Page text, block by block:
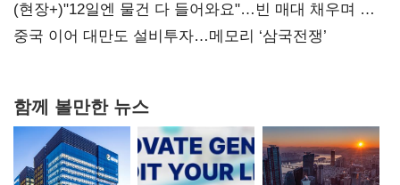
20억 키맞추기
(현장+)"12일엔 물건 다 들어와요"…빈 매대 채우며 문
연 홈플러스
중국 이어 대만도 설비투자…메모리 ‘삼국전쟁’
함께 볼만한 뉴스